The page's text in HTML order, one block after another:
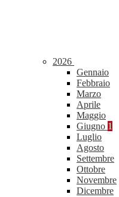
2026
Gennaio
Febbraio
Marzo
Aprile
Maggio
Giugno 1
Luglio
Agosto
Settembre
Ottobre
Novembre
Dicembre